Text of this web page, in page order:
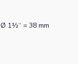
1½“ = 38 mm